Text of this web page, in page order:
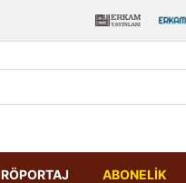
RÖPORTAJ ABONELİK